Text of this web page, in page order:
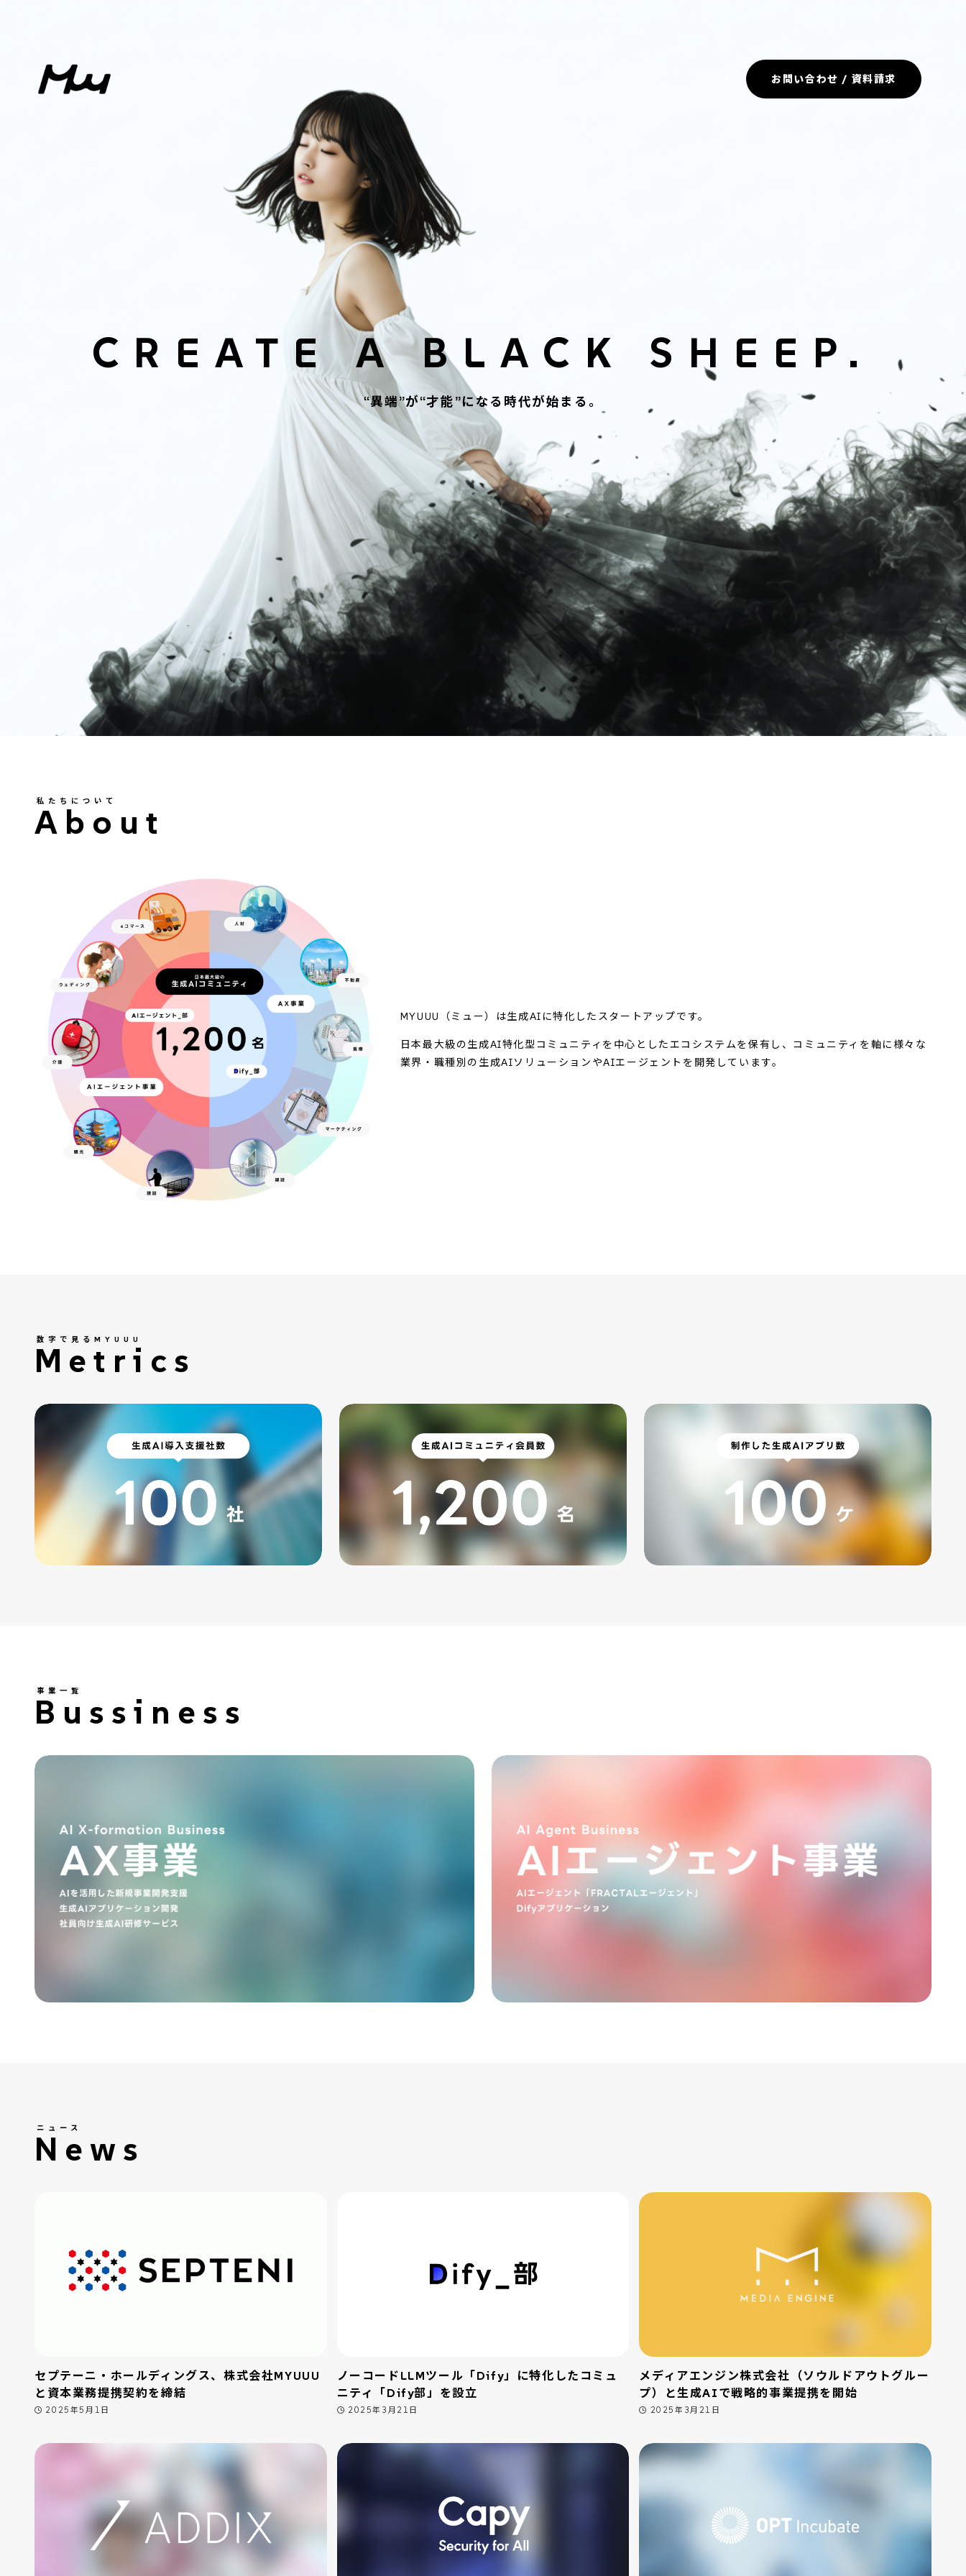
お問い合わせ / 資料請求
CREATE A BLACK SHEEP.
“異端”が“才能”になる時代が始まる。
私たちについて
About
MYUUU（ミュー）は生成AIに特化したスタートアップです。
日本最大級の生成AI特化型コミュニティを中心としたエコシステムを保有し、コミュニティを軸に様々な
業界・職種別の生成AIソリューションやAIエージェントを開発しています。
数字で見るMYUUU
Metrics
事業一覧
Bussiness
ニュース
News
セプテーニ・ホールディングス、株式会社MYUUU
と資本業務提携契約を締結
2025年5月1日
ノーコードLLMツール「Dify」に特化したコミュ
ニティ「Dify部」を設立
2025年3月21日
メディアエンジン株式会社（ソウルドアウトグルー
プ）と生成AIで戦略的事業提携を開始
2025年3月21日